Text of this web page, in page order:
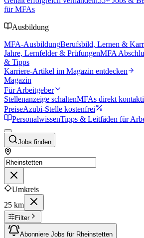
für MFAs
Ausbildung
MFA-AusbildungBerufsbild, Lernen &
Jahre, Lernfelder & PrüfungenMFA
& Tipps
Karriere-Artikel im Magazin entdecken
Magazin
Für Arbeitgeber
Stellenanzeige schaltenMFAs direkt
PreiseAzubi-Stelle kostenfrei
PersonalwissenTipps & Leitfäden für
Jobs finden
Umkreis
25 km
Filter
Abonniere Jobs für Rheinstetten